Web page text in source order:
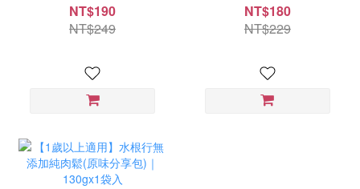
NT$190
NT$249
NT$180
NT$229